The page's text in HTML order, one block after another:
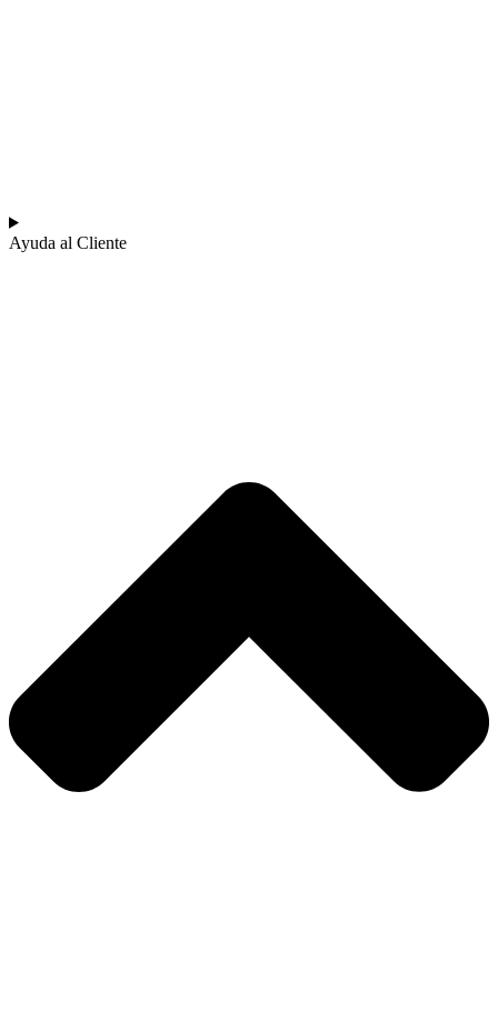
Ayuda al Cliente​